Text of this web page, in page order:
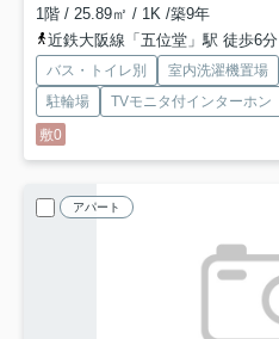
1階 / 25.89㎡ / 1K /築9年
近鉄大阪線「五位堂」駅 徒歩6分
バス・トイレ別 室内洗濯機置場
駐輪場
TVモニタ付インターホン
敷0
アパート